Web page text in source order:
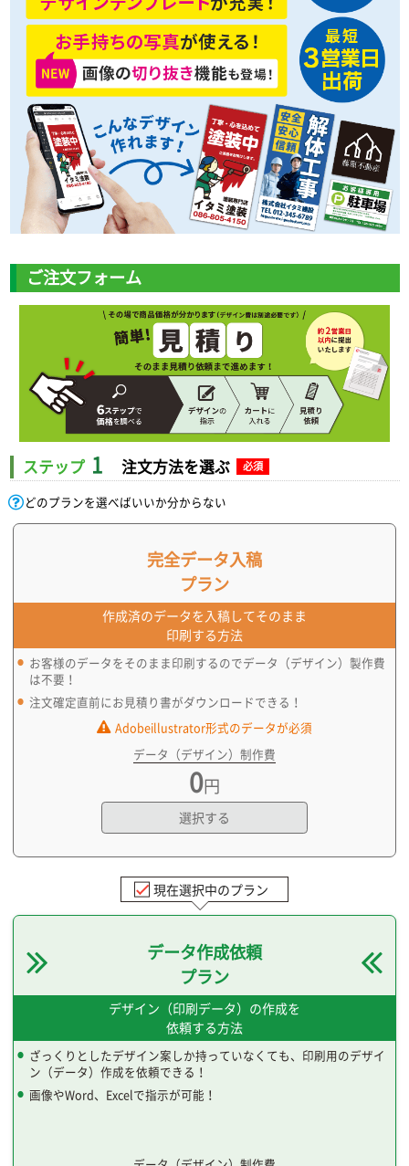
ご注文フォーム
ステップ 1 注文方法を選ぶ 必須
どのプランを選べばいいか分からない
完全データ入稿
プラン
作成済のデータを入稿してそのまま
印刷する方法
お客様のデータをそのまま印刷するのでデータ（デザイン）製作費
は不要！
注文確定直前にお見積り書がダウンロードできる！
Adobeillustrator形式のデータが必須
データ（デザイン）制作費
0円
選択する
現在選択中のプラン
データ作成依頼
プラン
デザイン（印刷データ）の作成を
依頼する方法
ざっくりとしたデザイン案しか持っていなくても、印刷用のデザイ
ン（データ）作成を依頼できる！
画像やWord、Excelで指示が可能！